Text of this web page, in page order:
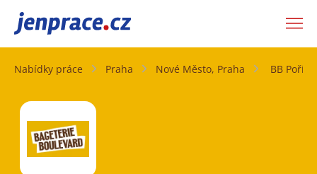
JenPráce.cz
Nabídky práce Praha Nové Město, Praha BB Poříčí